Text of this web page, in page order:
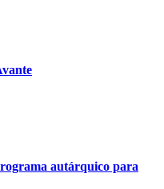
autárquico para